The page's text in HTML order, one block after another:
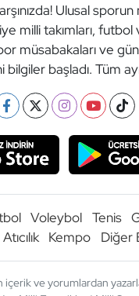
Ulusal sporun
milli takımları,
müsabakaları ve
bilgiler başladı. Tüm
Voleybol Tenis
Atıcılık Kempo Diğer
içerik ve yorumlardan